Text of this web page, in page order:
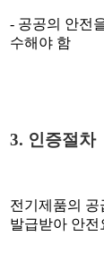
- 공공의 안전
수해야 함
3. 인증절차
전기제품의
발급받아 안